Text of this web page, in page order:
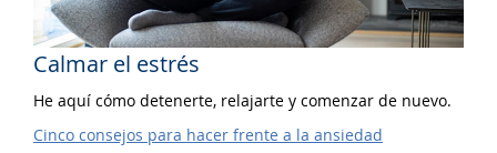
Calmar el estrés
He aquí cómo detenerte, relajarte y comenzar de nuevo.
Cinco consejos para hacer frente a la ansiedad